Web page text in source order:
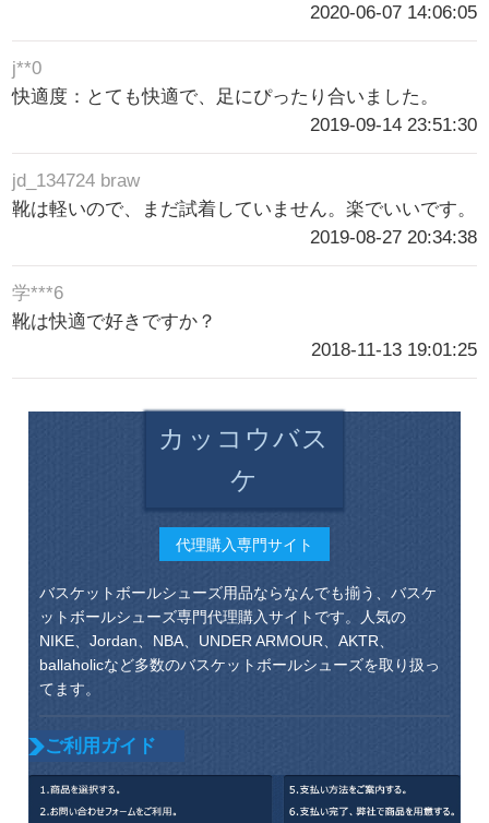
2020-06-07 14:06:05
j**0
快適度：とても快適で、足にぴったり合いました。
2019-09-14 23:51:30
jd_134724 braw
靴は軽いので、まだ試着していません。楽でいいです。
2019-08-27 20:34:38
学***6
靴は快適で好きですか？
2018-11-13 19:01:25
カッコウバス
ケ
代理購入専門サイト
バスケットボールシューズ用品ならなんでも揃う、バスケ
ットボールシューズ専門代理購入サイトです。人気の
NIKE、Jordan、NBA、UNDER ARMOUR、AKTR、
ballaholicなど多数のバスケットボールシューズを取り扱っ
てます。
ご利用ガイド